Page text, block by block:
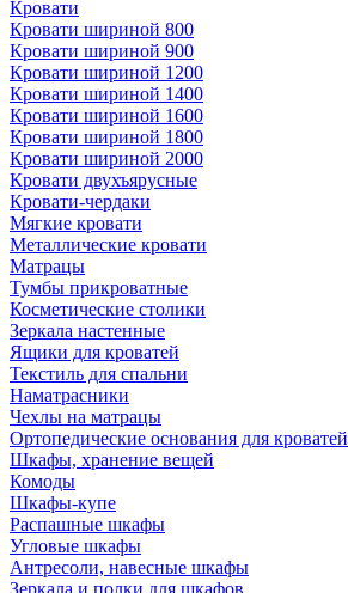
Кровати
Кровати шириной 800
Кровати шириной 900
Кровати шириной 1200
Кровати шириной 1400
Кровати шириной 1600
Кровати шириной 1800
Кровати шириной 2000
Кровати двухъярусные
Кровати-чердаки
Мягкие кровати
Металлические кровати
Матрацы
Тумбы прикроватные
Косметические столики
Зеркала настенные
Ящики для кроватей
Текстиль для спальни
Наматрасники
Чехлы на матрацы
Ортопедические основания для кроватей
Шкафы, хранение вещей
Комоды
Шкафы-купе
Распашные шкафы
Угловые шкафы
Антресоли, навесные шкафы
Зеркала и полки для шкафов